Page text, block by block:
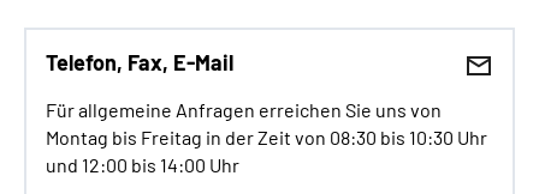
Telefon, Fax, E-Mail
Für allgemeine Anfragen erreichen Sie uns von
Montag bis Freitag in der Zeit von 08:30 bis 10:30 Uhr
und 12:00 bis 14:00 Uhr